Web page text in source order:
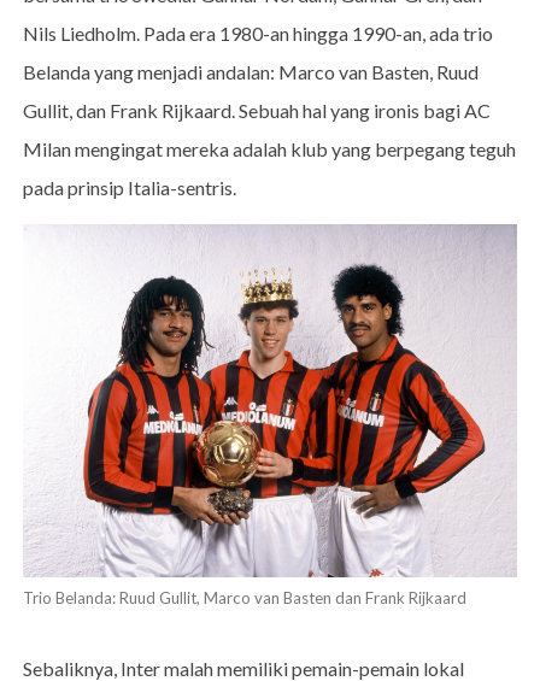
Nils Liedholm. Pada era 1980-an hingga 1990-an, ada trio
Belanda yang menjadi andalan: Marco van Basten, Ruud
Gullit, dan Frank Rijkaard. Sebuah hal yang ironis bagi AC
Milan mengingat mereka adalah klub yang berpegang teguh
pada prinsip Italia-sentris.
Trio Belanda: Ruud Gullit, Marco van Basten dan Frank Rijkaard
Sebaliknya, Inter malah memiliki pemain-pemain lokal